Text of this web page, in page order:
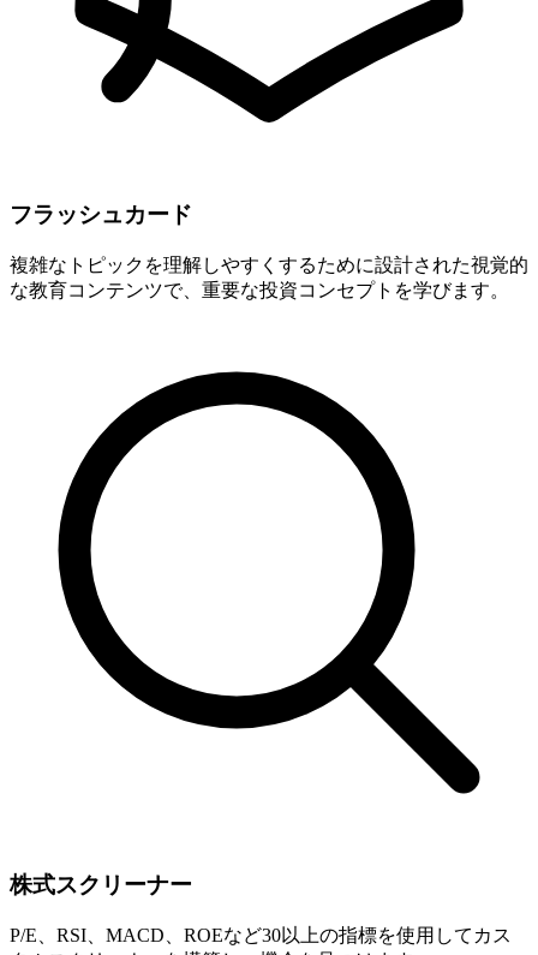
フラッシュカード
複雑なトピックを理解しやすくするために設計された視覚的
な教育コンテンツで、重要な投資コンセプトを学びます。
株式スクリーナー
P/E、RSI、MACD、ROEなど30以上の指標を使用してカス